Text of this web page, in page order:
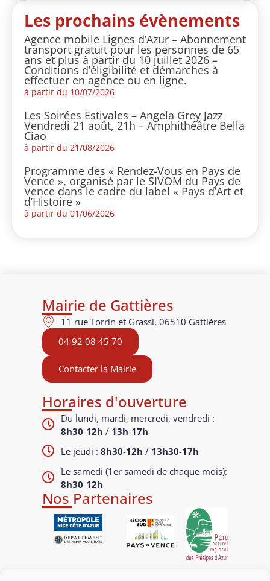
Les prochains évènements
Agence mobile Lignes d’Azur – Abonnement
transport gratuit pour les personnes de 65
ans et plus à partir du 10 juillet 2026 –
Conditions d’éligibilité et démarches à
effectuer en agence ou en ligne.
à partir du 10/07/2026
Les Soirées Estivales – Angela Grey Jazz
Vendredi 21 août, 21h – Amphithéâtre Bella
Ciao
à partir du 21/08/2026
Programme des « Rendez-Vous en Pays de
Vence », organisé par le SIVOM du Pays de
Vence dans le cadre du label « Pays d’Art et
d’Histoire »
à partir du 01/06/2026
Mairie de Gattières
11 rue Torrin et Grassi, 06510 Gattières
04 92 08 45 70
Contacter la Mairie
Horaires d'ouverture
Du lundi, mardi, mercredi, vendredi :
8h30-12h / 13h-17h
Le jeudi :8h30-12h / 13h30-17h
Le samedi (1er samedi de chaque mois):
8h30-12h
Nos Partenaires